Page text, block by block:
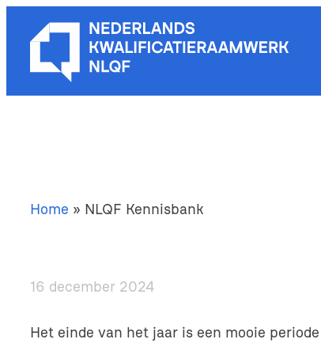
naar
Home » NLQF Kennisbank
16 december 2024
Het einde van het jaar is een mooie